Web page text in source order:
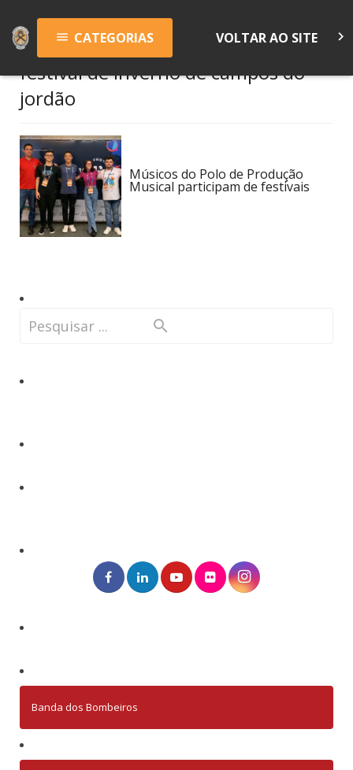
menu CATEGORIAS VOLTAR AO SITE keyboard_arrow_right
festival de inverno de campos do
jordão
Músicos do Polo de Produção
Musical participam de festivais
Banda dos Bombeiros